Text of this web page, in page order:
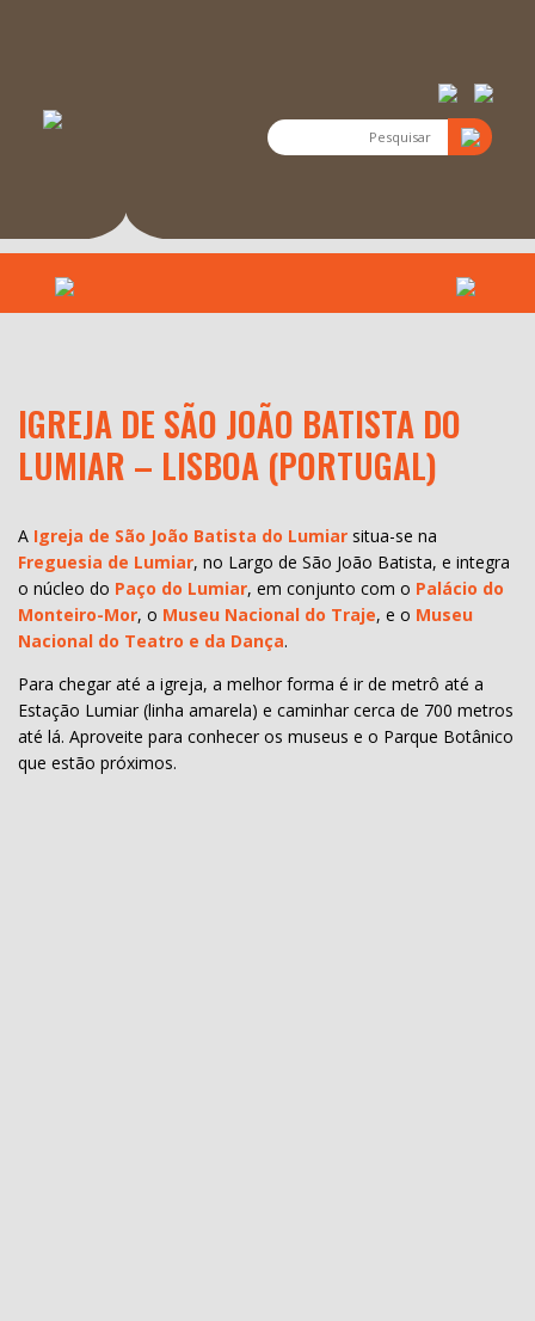
IGREJA DE SÃO JOÃO BATISTA DO
LUMIAR – LISBOA (PORTUGAL)
A Igreja de São João Batista do Lumiar situa-se na
Freguesia de Lumiar, no Largo de São João Batista, e integra
o núcleo do Paço do Lumiar, em conjunto com o Palácio do
Monteiro-Mor, o Museu Nacional do Traje, e o Museu
Nacional do Teatro e da Dança.
Para chegar até a igreja, a melhor forma é ir de metrô até a
Estação Lumiar (linha amarela) e caminhar cerca de 700 metros
até lá. Aproveite para conhecer os museus e o Parque Botânico
que estão próximos.